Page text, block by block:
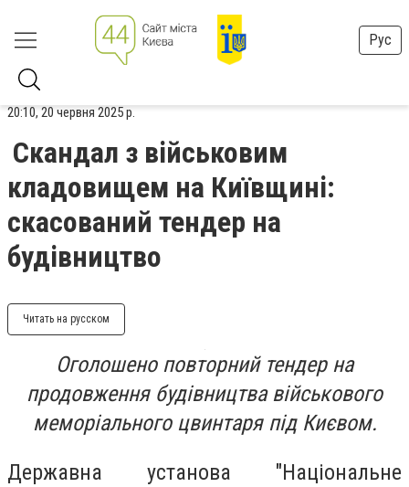
Рус
20:10, 20 червня 2025 р.
Скандал з військовим
кладовищем на Київщині:
скасований тендер на
будівництво
Читать на русском
Оголошено повторний тендер на
продовження будівництва військового
меморіального цвинтаря під Києвом.
Державна установа "Національне